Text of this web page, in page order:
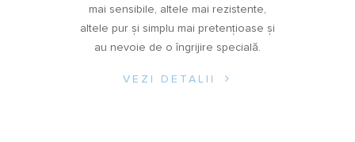
mai sensibile, altele mai rezistente,
altele pur și simplu mai pretențioase și
au nevoie de o îngrijire specială.
VEZI DETALII